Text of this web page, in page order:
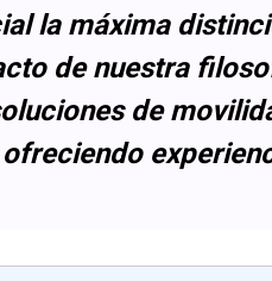
la máxima
de nuestra
de